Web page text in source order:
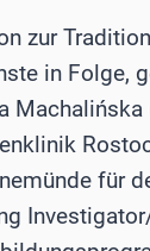
zur
in Folge,
für